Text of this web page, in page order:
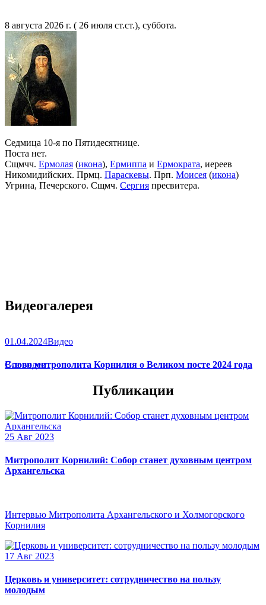
8 августа 2026 г. ( 26 июля ст.ст.), суббота.
Седмица 10-я по Пятидесятнице.
Поста нет.
Сщмчч. Ермолая (икона), Ермиппа и Ермократа, иереев
Никомидийских. Прмц. Параскевы. Прп. Моисея (икона)
Угрина, Печерского. Сщмч. Сергия пресвитера.
Видеогалерея
01.04.2024Видео
Слово митрополита Корнилия о Великом посте 2024 года
Все видео
Публикации
25 Авг 2023
Митрополит Корнилий: Собор станет духовным центром
Архангельска
Интервью Митрополита Архангельского и Холмогорского
Корнилия
17 Авг 2023
Церковь и университет: сотрудничество на пользу
молодым